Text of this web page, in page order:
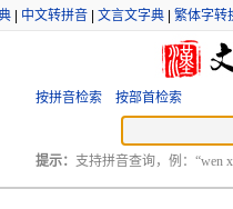
中文转拼音 文言文字典 繁体字转
按拼音检索 按部首检索
提示： 支持拼音查询，例：“wen